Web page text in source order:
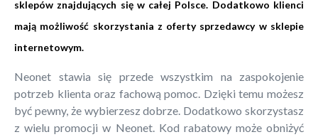
sklepów znajdujących się w całej Polsce. Dodatkowo klienci
mają możliwość skorzystania z oferty sprzedawcy w sklepie
internetowym.
Neonet stawia się przede wszystkim na zaspokojenie
potrzeb klienta oraz fachową pomoc. Dzięki temu możesz
być pewny, że wybierzesz dobrze. Dodatkowo skorzystasz
z wielu promocji w Neonet. Kod rabatowy może obniżyć